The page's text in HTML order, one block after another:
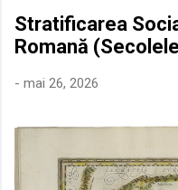
Stratificarea
Romană
- mai 26, 2026